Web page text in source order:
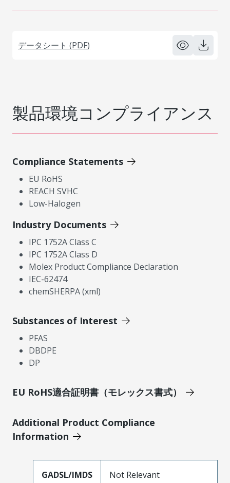
データシート (PDF)
製品環境コンプライアンス
Compliance Statements
EU RoHS
REACH SVHC
Low-Halogen
Industry Documents
IPC 1752A Class C
IPC 1752A Class D
Molex Product Compliance Declaration
IEC-62474
chemSHERPA (xml)
Substances of Interest
PFAS
DBDPE
DP
EU RoHS適合証明書（モレックス書式）
Additional Product Compliance
Information
GADSL/IMDS Not Relevant